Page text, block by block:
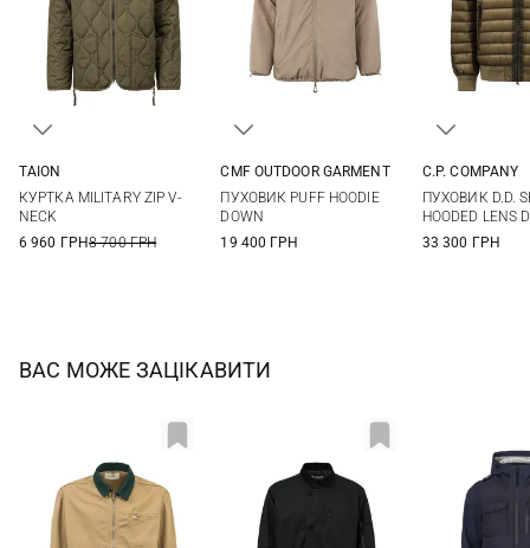
XL
TAION
КУРТКА MILITARY ZIP V-
NECK
6 960 ГРН8 700 ГРН
CMF OUTDOOR GARMENT
ПУХОВИК PUFF HOODIE
DOWN
19 400 ГРН
C.P. COMPANY
ПУХОВИК D.D.
HOODED LENS
33 300 ГРН
ВАС МОЖЕ ЗАЦІКАВИТИ